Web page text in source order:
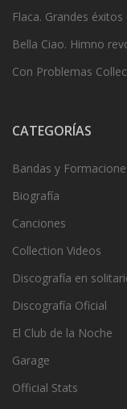
Flaca. Grandes
Bella Ciao. Himno
Con Problemas
CATEGORÍAS
Bandas y
Biografía
Canciones
Collection Videos
Discografía en
Discografía Oficial
El Club de la Noche
Garage
Official Stats